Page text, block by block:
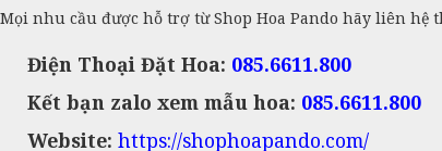
Mọi nhu cầu được hỗ trợ từ Shop Hoa Pando hãy liên hệ
Điện Thoại Đặt Hoa: 085.6611.800
Kết bạn zalo xem mẫu hoa: 085.6611.800
Website: https://shophoapando.com/